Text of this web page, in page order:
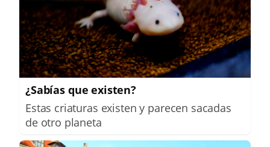
¿Sabías que existen?
Estas criaturas existen y parecen sacadas
de otro planeta